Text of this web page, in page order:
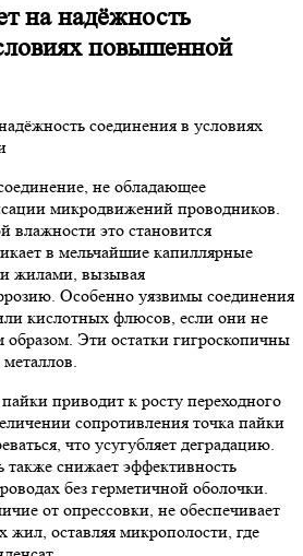
на надёжность
повышенной
не обладающее
микродвижений проводников.
это становится
в мельчайшие капиллярные
жилами, вызывая
Особенно уязвимы соединения
кислотных флюсов, если они не
Эти остатки гигроскопичны
приводит к росту переходного
сопротивления точка пайки
что усугубляет деградацию.
снижает эффективность
без герметичной оболочки.
от опрессовки, не обеспечивает
жил, оставляя микрополости, где